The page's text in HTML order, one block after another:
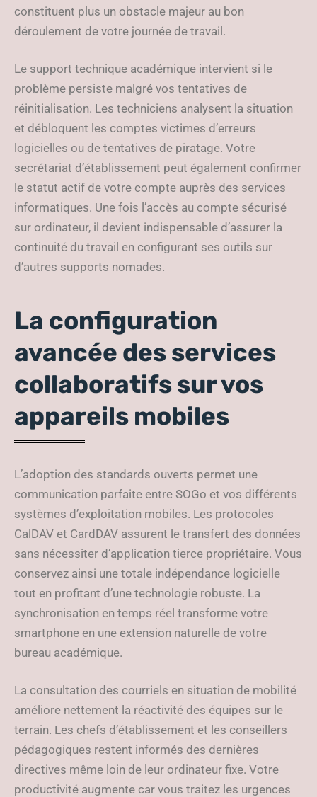
constituent plus un obstacle majeur au bon
déroulement de votre journée de travail.
Le support technique académique intervient si le
problème persiste malgré vos tentatives de
réinitialisation. Les techniciens analysent la situation
et débloquent les comptes victimes d’erreurs
logicielles ou de tentatives de piratage. Votre
secrétariat d’établissement peut également confirmer
le statut actif de votre compte auprès des services
informatiques. Une fois l’accès au compte sécurisé
sur ordinateur, il devient indispensable d’assurer la
continuité du travail en configurant ses outils sur
d’autres supports nomades.
La configuration
avancée des services
collaboratifs sur vos
appareils mobiles
L’adoption des standards ouverts permet une
communication parfaite entre SOGo et vos différents
systèmes d’exploitation mobiles. Les protocoles
CalDAV et CardDAV assurent le transfert des données
sans nécessiter d’application tierce propriétaire. Vous
conservez ainsi une totale indépendance logicielle
tout en profitant d’une technologie robuste. La
synchronisation en temps réel transforme votre
smartphone en une extension naturelle de votre
bureau académique.
La consultation des courriels en situation de mobilité
améliore nettement la réactivité des équipes sur le
terrain. Les chefs d’établissement et les conseillers
pédagogiques restent informés des dernières
directives même loin de leur ordinateur fixe. Votre
productivité augmente car vous traitez les urgences